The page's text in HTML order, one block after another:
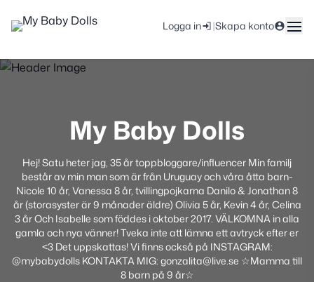
Logga in |Skapa konto
My Baby Dolls
Hej! Satu heter jag, 35 år toppbloggare/influencer Min familj
består av min man som är från Uruguay och våra åtta barn-
Nicole 10 år, Vanessa 8 år, tvillingpojkarna Danilo & Jonathan 8
år (storasyster är 9 månader äldre) Olivia 5 år, Kevin 4 år, Celina
3 år Och Isabelle som föddes i oktober 2017. VÄLKOMNA in alla
gamla och nya vänner! Tveka inte att lämna ett avtryck efter er
<3 Det uppskattas! Vi finns också på INSTAGRAM:
@mybabydolls KONTAKTA MIG: gonzalita@live.se ☆Mamma till
8 barn på 9 år☆